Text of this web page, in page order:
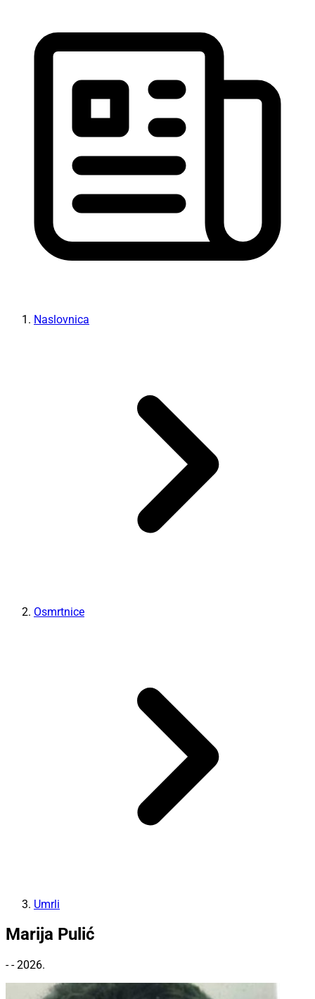
Naslovnica
Osmrtnice
Umrli
Marija Pulić
- - 2026.